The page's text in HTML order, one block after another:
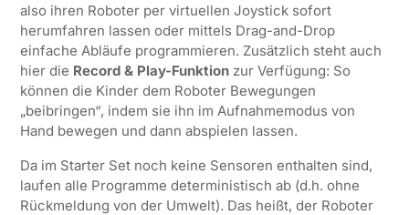
also ihren Roboter per virtuellen Joystick sofort
herumfahren lassen oder mittels Drag-and-Drop
einfache Abläufe programmieren. Zusätzlich steht auch
hier die Record & Play-Funktionzur Verfügung: So
können die Kinder dem Roboter Bewegungen
„beibringen“, indem sie ihn im Aufnahmemodus von
Hand bewegen und dann abspielen lassen.
Da im Starter Set noch keine Sensoren enthalten sind,
laufen alle Programme deterministisch ab (d.h. ohne
Rückmeldung von der Umwelt). Das heißt, der Roboter